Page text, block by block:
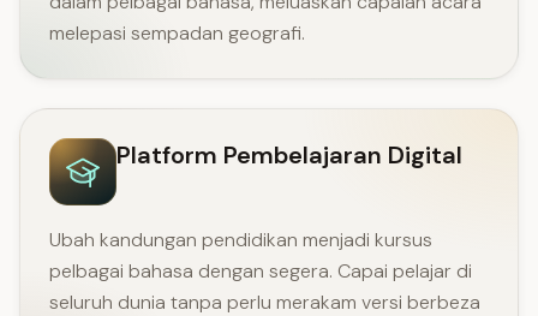
melepasi sempadan geografi.
Platform Pembelajaran Digital
Ubah kandungan pendidikan menjadi kursus
pelbagai bahasa dengan segera. Capai pelajar di
seluruh dunia tanpa perlu merakam versi berbeza